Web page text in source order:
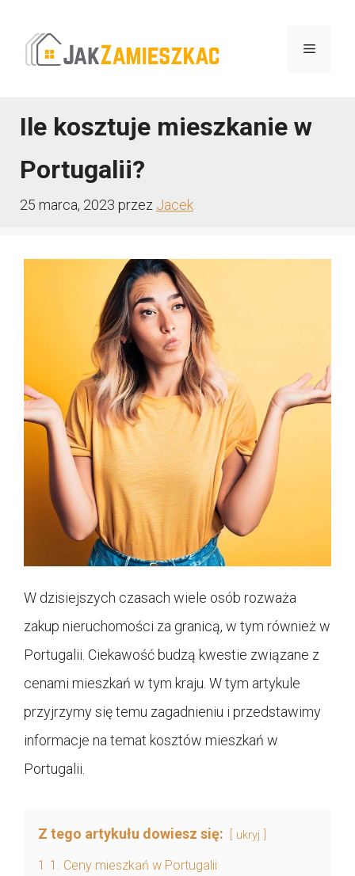
treści
Menu
Ile kosztuje mieszkanie w
Portugalii?
25 marca, 2023 przez Jacek
W dzisiejszych czasach wiele osób rozważa
zakup nieruchomości za granicą, w tym również w
Portugalii. Ciekawość budzą kwestie związane z
cenami mieszkań w tym kraju. W tym artykule
przyjrzymy się temu zagadnieniu i przedstawimy
informacje na temat kosztów mieszkań w
Portugalii.
Z tego artykułu dowiesz się: ukryj
1 1. Ceny mieszkań w Portugalii